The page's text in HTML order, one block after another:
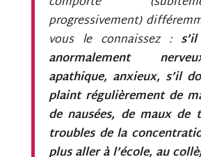
progressivement)
vous le connaissez :
anormalement
apathique, anxieux, s’il
plaint régulièrement de
de nausées, de maux de
troubles de la